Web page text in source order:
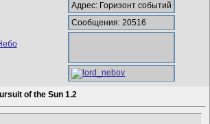
Адрес: Горизонт событий
Сообщения: 20516
of the Sun 1.2